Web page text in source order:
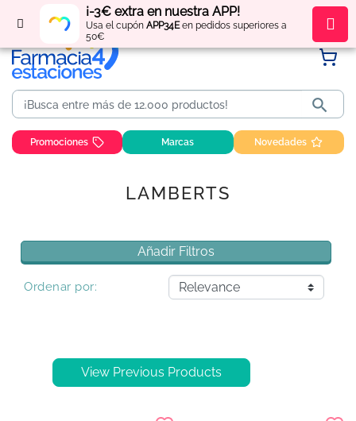
¡-3€ extra en nuestra APP!
Usa el cupón APP34Een pedidos superiores a
50€
Regístratey obténpuntos por tus compras

Promociones Marcas Novedades
LAMBERTS
Añadir Filtros
Ordenar por:
View Previous Products